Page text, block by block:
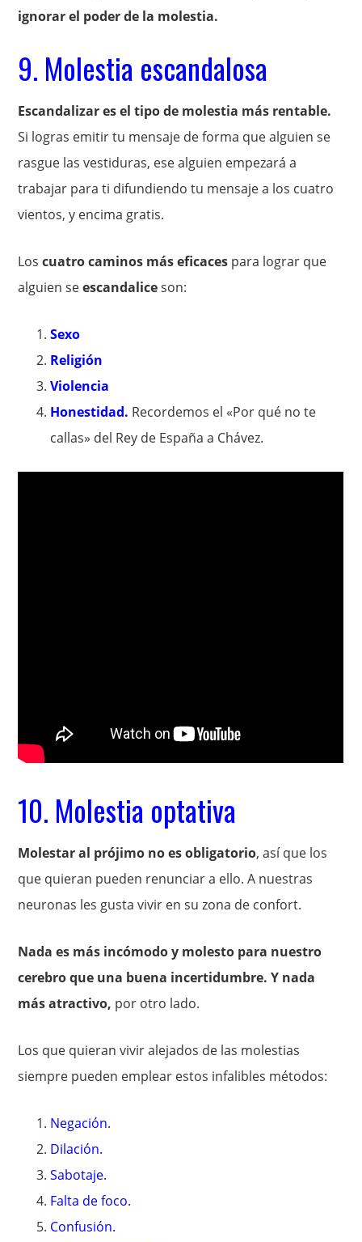
ignorar el poder de la molestia.
9. Molestia escandalosa
Escandalizar es el tipo de molestia más rentable.
Si logras emitir tu mensaje de forma que alguien se
rasgue las vestiduras, ese alguien empezará a
trabajar para ti difundiendo tu mensaje a los cuatro
vientos, y encima gratis.
Loscuatro caminos más eficaces para lograr que
alguien seescandaliceson:
Sexo
Religión
Violencia
Honestidad. Recordemos el «Por qué no te
callas» del Rey de España a Chávez.
10. Molestia optativa
Molestar al prójimo no es obligatorio, así que los
que quieran pueden renunciar a ello. A nuestras
neuronas les gusta vivir en su zona de confort.
Nada es más incómodo y molesto para nuestro
cerebro que una buena incertidumbre. Y nada
más atractivo, por otro lado.
Los que quieran vivir alejados de las molestias
siempre pueden emplear estos infalibles métodos:
Negación.
Dilación.
Sabotaje.
Falta de foco.
Confusión.